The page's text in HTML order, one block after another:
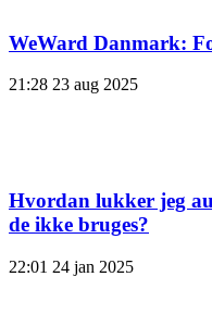
WeWard Danmark:
21:28 23 aug 2025
Hvordan lukker jeg
de ikke bruges?
22:01 24 jan 2025